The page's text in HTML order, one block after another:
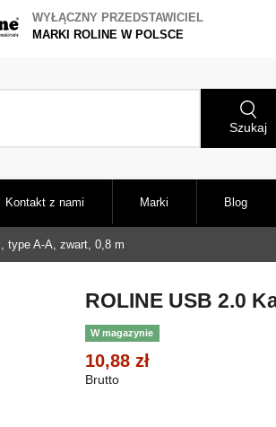
WYŁĄCZNY PRZEDSTAWICIEL
MARKI ROLINE W POLSCE
Szukaj
Kontakt z nami Marki Blog
type A-A, zwart, 0,8 m
ROLINE USB 2.0
W magazynie
10,88 zł
Brutto